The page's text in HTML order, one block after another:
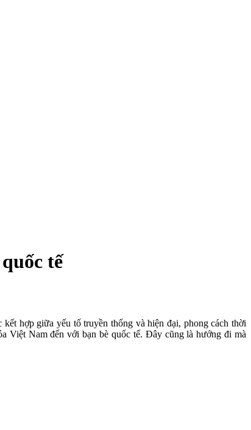
tế
hợp giữa yếu tố truyền thống và hiện đại, phong cách thời
Việt Nam đến với bạn bè quốc tế. Đây cũng là hướng đi mà